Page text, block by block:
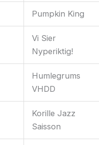
Pumpkin King
Vi Sier
Nyperiktig!
Humlegrums
VHDD
Korille Jazz
Saisson